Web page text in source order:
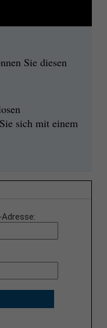
Sie diesen
sich mit einem